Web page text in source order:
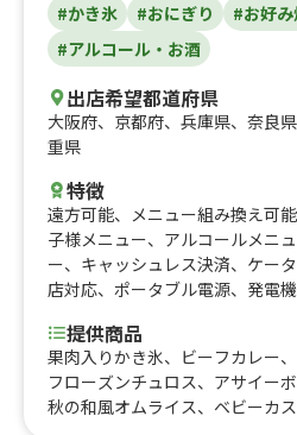
#かき氷 #おにぎり
#お好み
#アルコール・お酒
出店希望都道府県
大阪府、 京都府、 兵庫県、 奈良県
重県
特徴
遠方可能、 メニュー組み換え可能
子様メニュー、 アルコールメニ
ー、 キャッシュレス決済、 ケー
店対応、 ポータブル電源、 発電
提供商品
果肉入りかき氷、ビーフカレー
フローズンチュロス、アサイー
秋の和風オムライス、ベビーカ